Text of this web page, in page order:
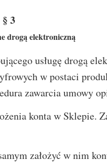
§ 3
drogą elektroniczną
usługę drogą
w postaci
zawarcia umowy
konta w Sklepie.
założyć w nim